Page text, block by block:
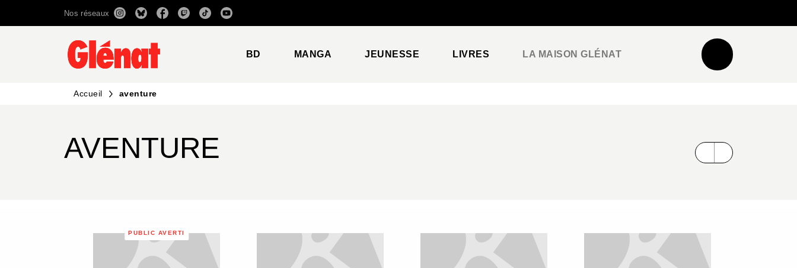
RECHERCHE CONTENU
Nos réseaux
BD MANGA JEUNESSE LIVRES LA MAISON GLÉNAT
Accueil aventure
AVENTURE
PUBLIC AVERTI